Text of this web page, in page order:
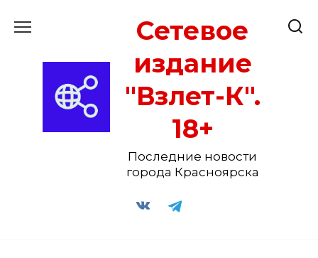
Сетевое
издание
"Взлет-К".
18+
Последние новости
города Красноярска